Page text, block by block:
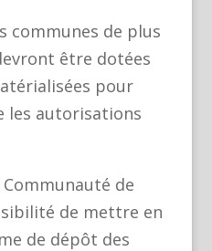
communes de plus
être dotées
pour
les autorisations
de
de mettre en
de dépôt des